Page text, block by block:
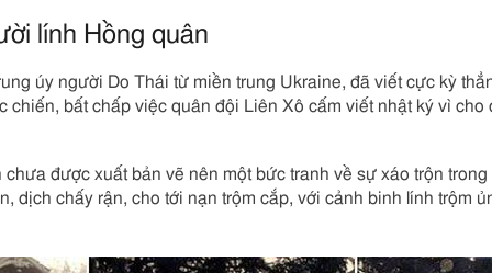
lính Hồng quân
úy người Do Thái từ miền trung Ukraine, đã viết cực kỳ
chiến, bất chấp việc quân đội Liên Xô cấm viết nhật ký vì cho
chưa được xuất bản vẽ nên một bức tranh về sự xáo trộn
dịch chấy rận, cho tới nạn trộm cắp, với cảnh binh lính trộm